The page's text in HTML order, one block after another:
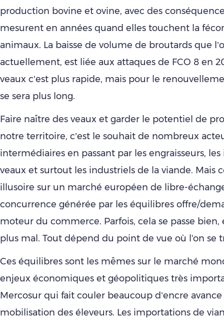
production bovine et ovine, avec des
mesurent en années quand elles touchent la
animaux. La baisse de volume de broutards que
actuellement, est liée aux attaques de FCO 8 en
veaux c’est plus rapide, mais pour le
se sera plus long.
Faire naître des veaux et garder le potentiel de
notre territoire, c’est le souhait de nombreux
intermédiaires en passant par les engraisseurs,
veaux et surtout les industriels de la viande. Mais
illusoire sur un marché européen de libre-
concurrence générée par les équilibres offre/
moteur du commerce. Parfois, cela se passe bien,
plus mal. Tout dépend du point de vue où l'on se
Ces équilibres sont les mêmes sur le marché
enjeux économiques et géopolitiques très
Mercosur qui fait couler beaucoup d’encre
mobilisation des éleveurs. Les importations de